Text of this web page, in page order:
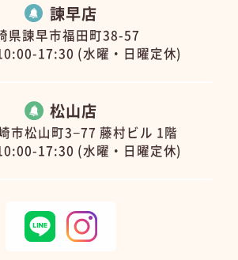
諫早店
県諫早市福田町38-57
17:30 (水曜・日曜定休)
松山店
市松山町3−77 藤村ビル 1階
17:30 (水曜・日曜定休)